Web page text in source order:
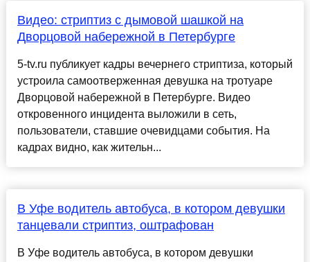
Видео: стриптиз с дымовой шашкой на
Дворцовой набережной в Петербурге
5-tv.ru публикует кадры вечернего стриптиза, который
устроила самоотверженная девушка на тротуаре
Дворцовой набережной в Петербурге. Видео
откровенного инцидента выложили в сеть,
пользователи, ставшие очевидцами события. На
кадрах видно, как жительн...
В Уфе водитель автобуса, в котором девушки
танцевали стриптиз, оштрафован
В Уфе водитель автобуса, в котором девушки